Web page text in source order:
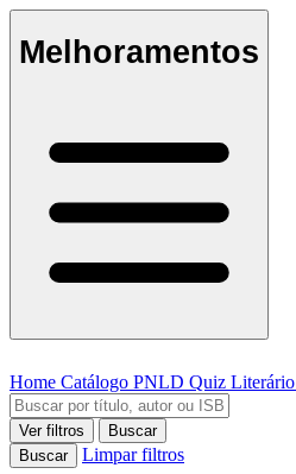
Melhoramentos
Home Catálogo PNLD Quiz Literário
Ver filtros
Buscar
Buscar
Limpar filtros